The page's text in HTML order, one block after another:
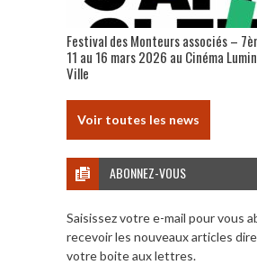
Festival des Monteurs associés –
11 au 16 mars 2026 au Cinéma
Ville
Voir toutes les news
ABONNEZ-VOUS
Saisissez votre e-mail pour vous
recevoir les nouveaux articles
votre boite aux lettres.